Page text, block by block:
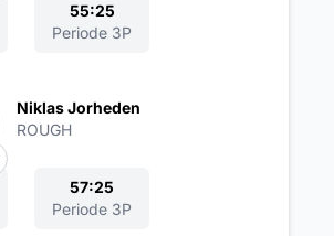
55:25
Periode 3P
Niklas Jorheden
ROUGH
57:25
Periode 3P